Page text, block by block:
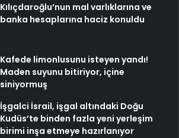
Kılıçdaroğlu’nun mal varlıklarına ve
banka hesaplarına haciz konuldu
Kafede limonlusunu isteyen yandı!
Maden suyunu bitiriyor, içine
siniyormuş
İşgalci İsrail, işgal altındaki Doğu
Kudüs’te binden fazla yeni yerleşim
birimi inşa etmeye hazırlanıyor